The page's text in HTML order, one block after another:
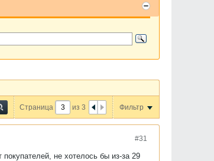
Страница из 3 Фильтр
#31
не хотелось бы из-за 29